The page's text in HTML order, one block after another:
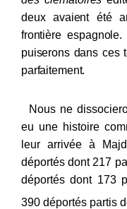
deux avaient été
frontière
puiserons dans ces
parfaitement.
Nous ne
eu une histoire
leur arrivée à
déportés dont 217
déportés dont 173
390 déportés partis
mémoires
https://doi.org/
Copier
Récupération